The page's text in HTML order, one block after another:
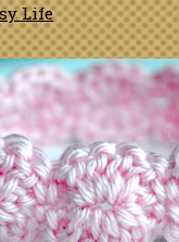
Life